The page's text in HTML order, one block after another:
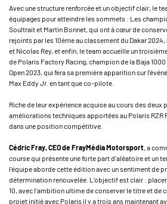
Avec une structure renforcée et un objectif clair, le
équipages pour atteindre les sommets : Les
Soultrait et Martin Bonnet, qui ont à cœur de
rejoints par les 10ème au classement du Dakar
et Nicolas Rey, et enfin, le team accueille un
de Polaris Factory Racing, champion de la Baja 1000
Open 2023, qui fera sa première apparition sur
Max Eddy Jr. en tant que co-pilote.
Riche de leur expérience acquise au cours des
améliorations techniques apportées au Polaris RZR
dans une position compétitive.
Cédric Fray, CEO de FrayMédia Motorsport, a
course qui présente une forte part d'aléatoire et un
l'équipe aborde cette édition avec un sentiment de
détermination renouvelée. L'objectif est clair :
10, avec l'ambition ultime de conserver le titre et de
projet initié avec Polaris il y a trois ans maintenant